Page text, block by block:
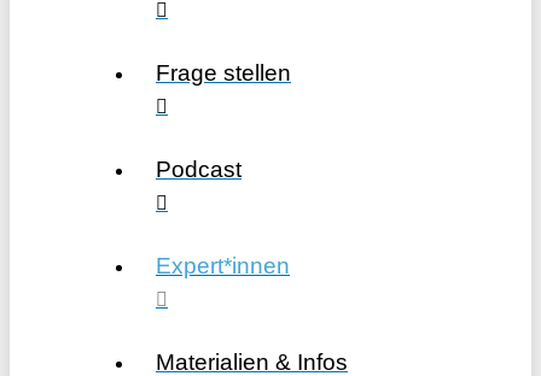
Frage stellen
Podcast
Expert*innen
Materialien & Infos